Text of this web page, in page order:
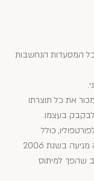
בכל המסעדות הנחשבות
עד 1990 הוא נהג למכור את כל תוצרתו
בעצמו.
כולל
רכישות של כרמי גראנד קרו, אך הפריצה הגדולה מגיעה בשנת 2006
שהפך למיתוס